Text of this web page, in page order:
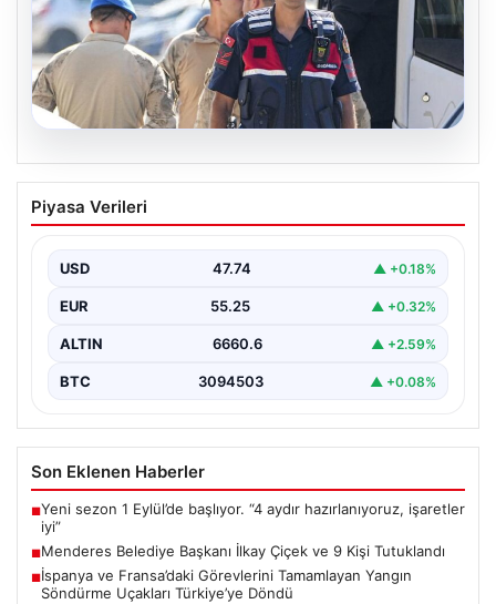
07.08.2026
Menderes Belediye Başkanı İlkay Çiçek
ve 9 Kişi Tutuklandı
Çiçek'in de aralarında bulunduğu isimlere yönelik
yürütülen kapsamlı…
Piyasa Verileri
USD 47.74 ▲ +0.18%
EUR 55.25 ▲ +0.32%
ALTIN 6660.6 ▲ +2.59%
BTC 3094503 ▲ +0.08%
Son Eklenen Haberler
■Yeni sezon 1 Eylül’de başlıyor. “4 aydır hazırlanıyoruz, işaretler
iyi”
■Menderes Belediye Başkanı İlkay Çiçek ve 9 Kişi Tutuklandı
■İspanya ve Fransa’daki Görevlerini Tamamlayan Yangın
Söndürme Uçakları Türkiye’ye Döndü